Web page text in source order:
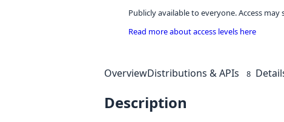
Publicly available to everyone. Access
Read more about access levels here
OverviewDistributions & APIs 8
Description